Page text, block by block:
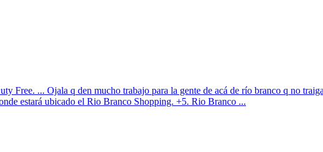
... Ojala q den mucho trabajo para la gente de acá de río branco q no
estará ubicado el Rio Branco Shopping. +5. Rio Branco ...